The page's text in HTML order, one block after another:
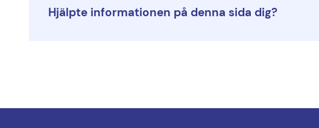
Hjälpte informationen på denna sida dig?